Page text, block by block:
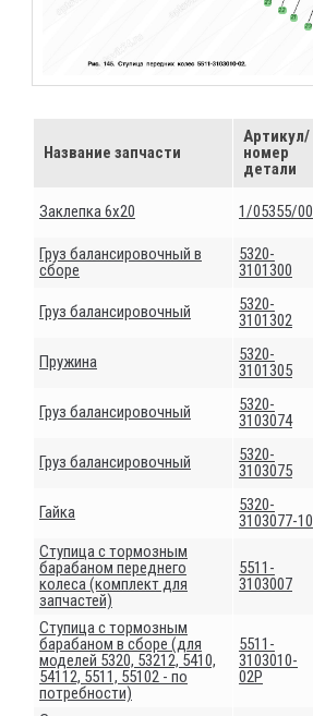
Название запчасти
Артикул/
номер
детали
Заклепка 6х20 1/05355/00
Груз балансировочный в
сборе
5320-
3101300
Груз балансировочный
5320-
3101302
Пружина
5320-
3101305
Груз балансировочный
5320-
3103074
Груз балансировочный
5320-
3103075
Гайка
5320-
3103077-10
Ступица с тормозным
барабаном переднего
колеса (комплект для
запчастей)
5511-
3103007
Ступица с тормозным
барабаном в сборе (для
моделей 5320, 53212, 5410,
54112, 5511, 55102 - по
потребности)
5511-
3103010-
02Р